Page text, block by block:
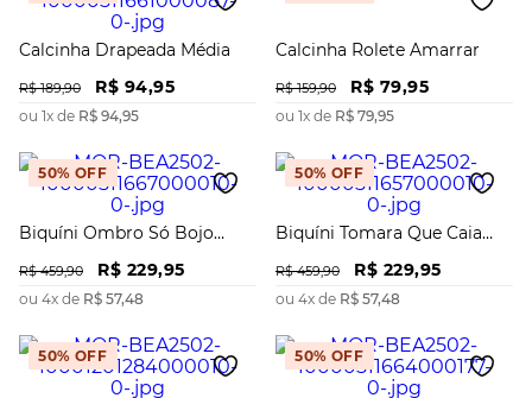
Calcinha Drapeada Média
R$ 189,90 R$ 94,95
ou 1x de R$ 94,95
Calcinha Rolete Amarrar
R$ 159,90 R$ 79,95
ou 1x de R$ 79,95
50% OFF
Biquíni Ombro Só Bojo
Pants
R$ 459,90 R$ 229,95
ou 4x de R$ 57,48
50% OFF
Biquíni Tomara Que Caia
Hot Pants
R$ 459,90 R$ 229,95
ou 4x de R$ 57,48
50% OFF 50% OFF